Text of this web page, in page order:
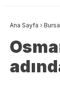
Ana Sayfa › Bursa